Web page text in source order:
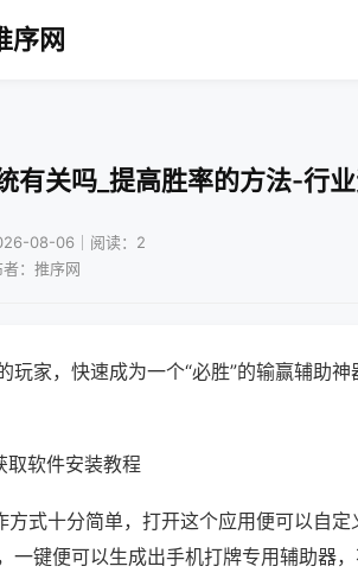
序网
有关吗_提高胜率的方法-行
08-06｜阅读：2
者：推序网
家，快速成为一个“必胜”的输赢辅助神
软件安装教程
式十分简单，打开这个应用便可以自定
一键便可以生成出手机打牌专用辅助器